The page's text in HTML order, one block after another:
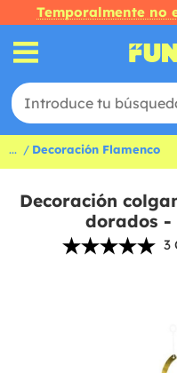
Temporalmente no
... Decoración Flamenco
Decoración
dorados -
3